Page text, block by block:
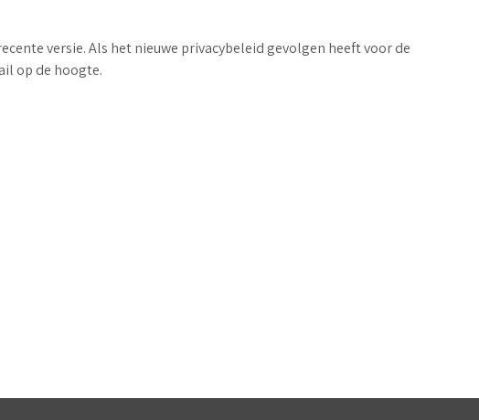
versie. Als het nieuwe privacybeleid gevolgen heeft voor de
op de hoogte.